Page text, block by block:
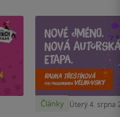
Články Úterý 4. srpna